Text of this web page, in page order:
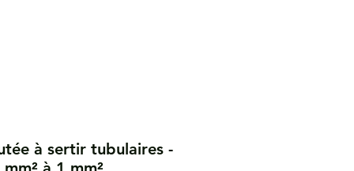
à sertir tubulaires -